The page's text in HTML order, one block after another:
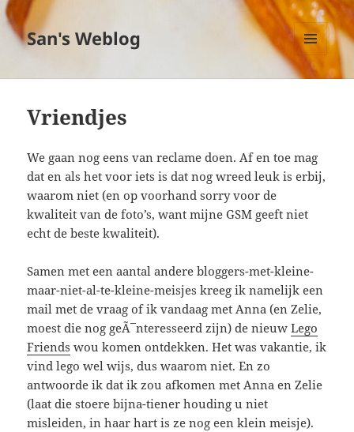
San's Weblog
MENU
EN
Vriendjes
We gaan nog eens van reclame doen. Af en toe mag
dat en als het voor iets is dat nog wreed leuk is erbij,
waarom niet (en op voorhand sorry voor de
kwaliteit van de foto’s, want mijne GSM geeft niet
echt de beste kwaliteit).
Samen met een aantal andere bloggers-met-kleine-
maar-niet-al-te-kleine-meisjes kreeg ik namelijk een
mail met de vraag of ik vandaag met Anna (en Zelie,
moest die nog geÃ¯nteresseerd zijn) de nieuwLego
Friends wou komen ontdekken. Het was vakantie, ik
vind lego wel wijs, dus waarom niet. En zo
antwoorde ik dat ik zou afkomen met Anna en Zelie
(laat die stoere bijna-tiener houding u niet
misleiden, in haar hart is ze nog een klein meisje).